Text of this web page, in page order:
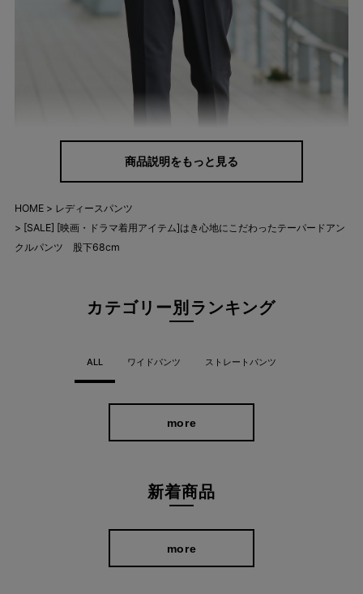
商品説明をもっと見る
HOME
レディースパンツ
[SALE] [映画・ドラマ着用アイテム]はき心地にこだわったテーパードアン
クルパンツ 股下68cm
カテゴリー別ランキング
ALL ワイドパンツ ストレートパンツ
more
新着商品
more